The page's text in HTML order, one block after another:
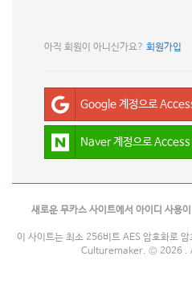
아직 회원이 아니신가요? 회원가입
Google 계정으로
Naver 계정으로 Access
새로운 무카스 사이트에서 아이디 사용
이 사이트는 최소 256비트 AES 암호화로
Culturemaker. © 2026 .